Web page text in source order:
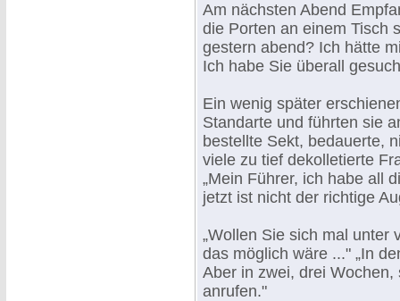
Am nächsten Abend
die Porten an einem Tisch
gestern abend? Ich hätte
Ich habe Sie überall
Ein wenig später
Standarte und führten sie
bestellte Sekt, bedauerte,
viele zu tief dekolletierte
„Mein Führer, ich habe all
jetzt ist nicht der richtige
„Wollen Sie sich mal unter
das möglich wäre ..." „In
Aber in zwei, drei
anrufen."